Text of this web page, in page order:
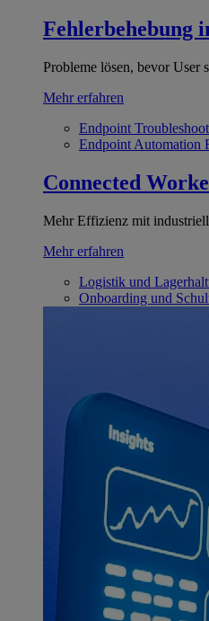
Fehlerbehebung
Probleme lösen, bevor User
Mehr erfahren
Endpoint
Endpoint Automation
Connected
Mehr Effizienz mit
Mehr erfahren
Logistik und
Onboarding und